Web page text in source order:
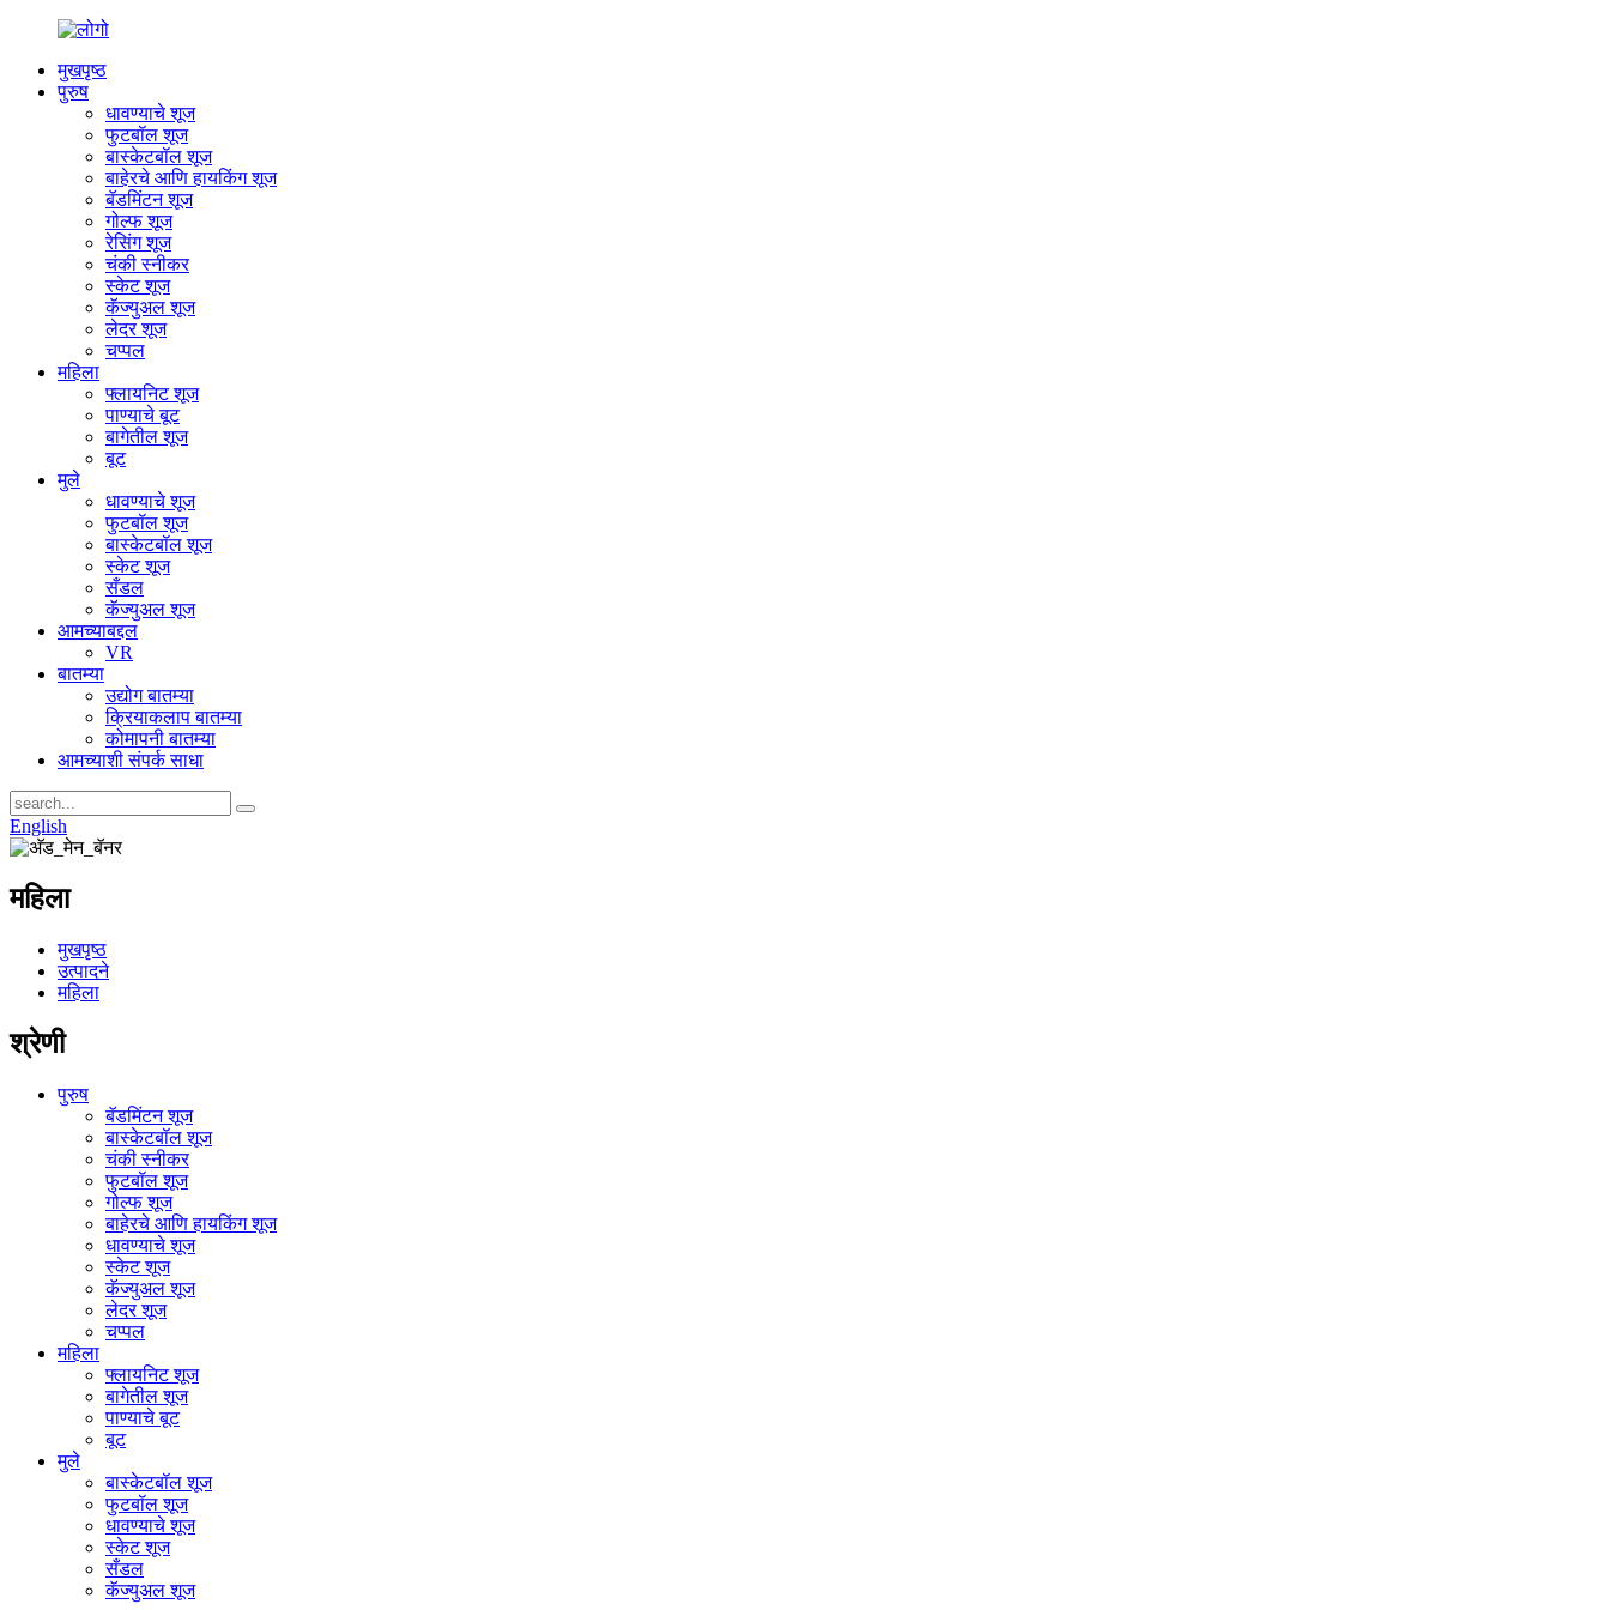
मुखपृष्ठ
पुरुष
धावण्याचे शूज
फुटबॉल शूज
बास्केटबॉल शूज
बाहेरचे आणि हायकिंग शूज
बॅडमिंटन शूज
गोल्फ शूज
रेसिंग शूज
चंकी स्नीकर
स्केट शूज
कॅज्युअल शूज
लेदर शूज
चप्पल
महिला
फ्लायनिट शूज
पाण्याचे बूट
बागेतील शूज
बूट
मुले
धावण्याचे शूज
फुटबॉल शूज
बास्केटबॉल शूज
स्केट शूज
सँडल
कॅज्युअल शूज
आमच्याबद्दल
VR
बातम्या
उद्योग बातम्या
क्रियाकलाप बातम्या
कोमापनी बातम्या
आमच्याशी संपर्क साधा
English
महिला
मुखपृष्ठ
उत्पादने
महिला
श्रेणी
पुरुष
बॅडमिंटन शूज
बास्केटबॉल शूज
चंकी स्नीकर
फुटबॉल शूज
गोल्फ शूज
बाहेरचे आणि हायकिंग शूज
धावण्याचे शूज
स्केट शूज
कॅज्युअल शूज
लेदर शूज
चप्पल
महिला
फ्लायनिट शूज
बागेतील शूज
पाण्याचे बूट
बूट
मुले
बास्केटबॉल शूज
फुटबॉल शूज
धावण्याचे शूज
स्केट शूज
सँडल
कॅज्युअल शूज